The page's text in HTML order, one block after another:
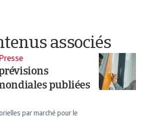
associés
publiées
par marché pour le